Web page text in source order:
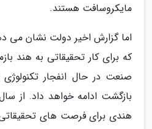
مایکروسافت هستند.
اما گزارش اخیر دولت نشان می
که برای کار تحقیقاتی به هند
صنعت در حال انفجار
هندی برای فرصت های تحقیقاتی